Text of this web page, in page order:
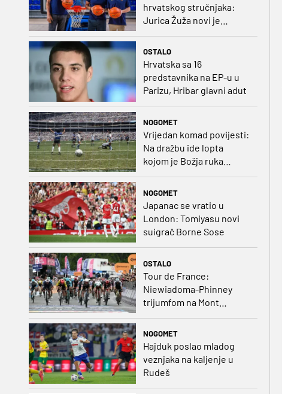
hrvatskog stručnjaka:
Jurica Žuža novi je
OSTALO
Hrvatska sa 16
predstavnika na EP-u u
Parizu, Hribar glavni adut
NOGOMET
Vrijedan komad povijesti:
Na dražbu ide lopta
kojom je Božja ruka
postigla gol
NOGOMET
Japanac se vratio u
London: Tomiyasu novi
suigrač Borne Sose
OSTALO
Tour de France:
Niewiadoma-Phinney
trijumfom na Mont
NOGOMET
Hajduk poslao mladog
veznjaka na kaljenje u
Rudeš